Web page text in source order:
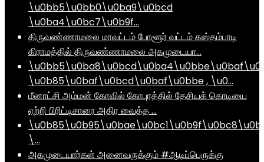
\u0bb5\u0bb0\u0ba9\u0bcd
\u0ba4\u0bc7\u0b9f…
திருவண்ணாமலை மாவட்டம் போளூர் வட்டம் கஸ்தம்பாடி
கிராமத்தில் திருவண்ணாமலை அகமுடையா…
\u0b85\u0baf\u0bcd\u0baf\u0bbe , \u0…
மீனாட்சி அம்மன் கோவில் கோபுரத்தில் தேசியக் கொடியை
ஏற்றி பிரிட்டிசாரை அதிர வைத்த …
\…
அகமுடையார்கள் அனைவருக்கும் #ஆடிப்பெருக்கு